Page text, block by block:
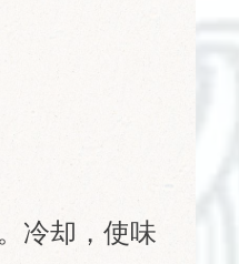
冷却，使味